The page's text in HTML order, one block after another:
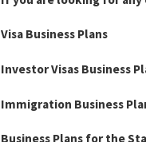
Visa Business Plans
Investor Visas Business
Immigration Business
Business Plans for the